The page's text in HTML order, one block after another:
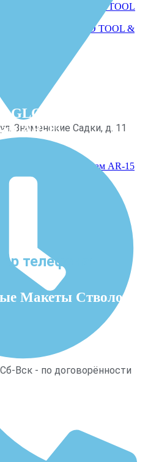
Знаменские Садки, д. 11
Вск - по договорённости
GLOСK
AR-15
Макеты Стволов
- SCHMID TOOL &
Kit
Glock и винтовкам AR-15
телефона: